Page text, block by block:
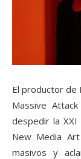
El productor de
Massive
despedir la XXI
New Media
masivos y